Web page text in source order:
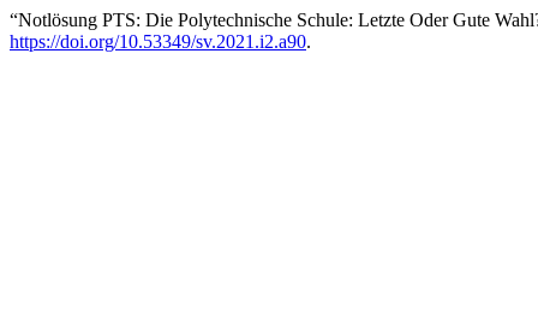
“Notlösung PTS: Die Polytechnische Schule: Letzte Oder Gute
https://doi.org/10.53349/sv.2021.i2.a90.